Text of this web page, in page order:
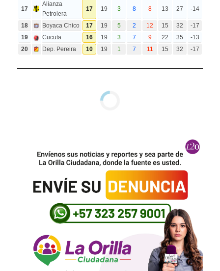
17
Alianza
Petrolera
17 19 3 8 8 13 27 -14
18 Boyaca Chico 17 19 5 2 12 15 32
-17
19
Cucuta 16 19 3 7 9 22 35
-13
20
Dep. Pereira 10 19 1 7 11 15 32 -17